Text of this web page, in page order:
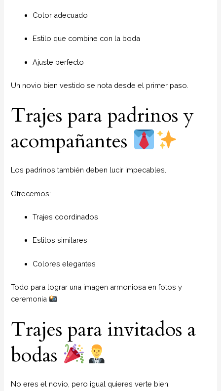
Color adecuado
Estilo que combine con la boda
Ajuste perfecto
Un novio bien vestido se nota desde el primer paso.
Trajes para padrinos y
acompañantes
Los padrinos también deben lucir impecables.
Ofrecemos:
Trajes coordinados
Estilos similares
Colores elegantes
Todo para lograr una imagen armoniosa en fotos y
ceremonia
Trajes para invitados a
bodas
No eres el novio, pero igual quieres verte bien.